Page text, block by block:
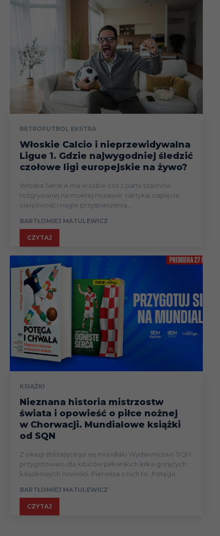
RETROFUTBOL EKSTRA
Włoskie Calcio i nieprzewidywalna
Ligue 1. Gdzie najwygodniej śledzić
czołowe ligi europejskie na żywo?
Włoska Serie A ma w sobie coś z partii szachów
rozgrywanej na mokrej murawie: taktyka, napięcie,
cierpliwość i nagłe przyspieszenia,...
BARTŁOMIEJ MATULEWICZ
CZYTAJ
KSIĄŻKI
Nieznana historia mistrzostw
świata i opowieść o piłce nożnej
w Chorwacji. Mundialowe książki
od SQN
Z okazji zbliżającego się mundialu Wydawnictwo SQN
przygotowało dla kibiców piłkarskich kilka gorących
książkowych nowości. Pierwsza z nich to „Potęga...
BARTŁOMIEJ MATULEWICZ
CZYTAJ